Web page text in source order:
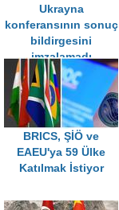
Ukrayna
konferansının sonuç
bildirgesini
imzalamadı
BRICS, ŞİÖ ve
EAEU'ya 59 Ülke
Katılmak İstiyor